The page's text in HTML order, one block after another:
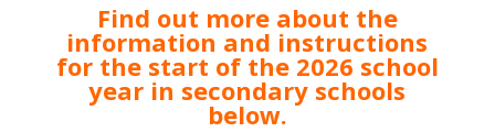
Find out more about the
information and instructions
for the start of the 2026 school
year in secondary schools
below.